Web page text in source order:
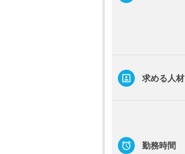
求める人材
勤務時間